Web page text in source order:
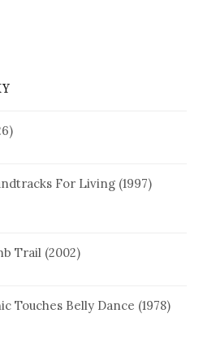
For Living (1997)
Trail (2002)
Touches Belly Dance (1978)